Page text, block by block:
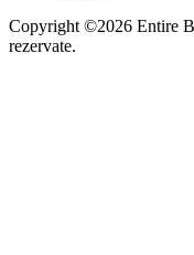
Copyright ©2026 Entire
rezervate.